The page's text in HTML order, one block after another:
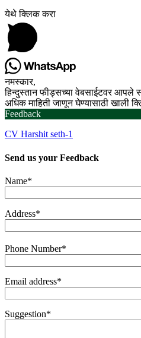
येथे क्लिक करा
नमस्कार,
हिन्दुस्तान फीड्सच्या वेबसाईटवर आपले
अधिक माहिती जाणून घेण्यासाठी खाली
Feedback
CV Harshit seth-1
Send us your Feedback
Name*
Address*
Phone Number*
Email address*
Suggestion*